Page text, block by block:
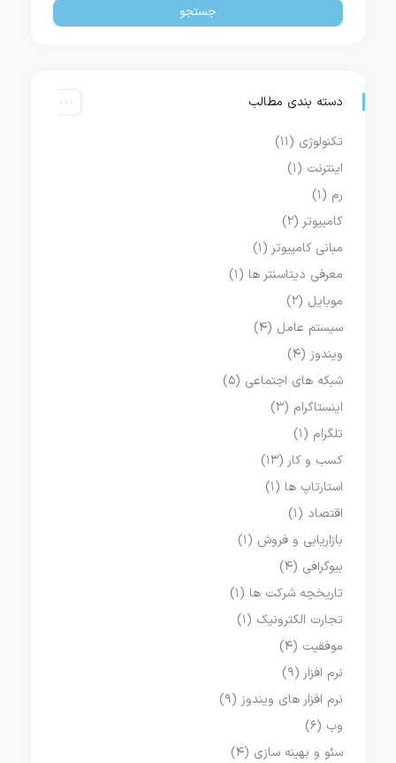
دسته بندی مطالب
تکنولوژی (۱۱)
اینترنت (۱)
رم (۱)
کامیپوتر (۲)
مبانی کامپیوتر (۱)
معرفی دیتاسنتر ها (۱)
موبایل (۲)
سیستم عامل (۴)
ویندوز (۴)
شبکه های اجتماعی (۵)
اینستاگرام (۳)
تلگرام (۱)
کسب و کار (۱۳)
استارتاپ ها (۱)
اقتصاد (۱)
بازاریابی و فروش (۱)
بیوگرافی (۴)
تاریخچه شرکت ها (۱)
تجارت الکترونیک (۱)
موفقیت (۴)
نرم افزار (۹)
نرم افزار های ویندوز (۹)
وب (۶)
سئو و بهینه سازی (۴)